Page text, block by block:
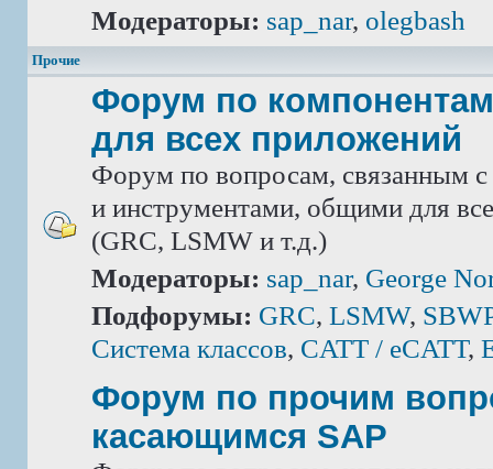
Модераторы: sap_nar, olegbash
Прочие
Форум по
для всех приложений
Форум по вопросам, связанным
и инструментами, общими для
(GRC, LSMW и т.д.)
Модераторы: sap_nar, George
Подфорумы: GRC, LSMW,
Система классов, CATT / eCATT,
Форум по прочим
касающимся SAP